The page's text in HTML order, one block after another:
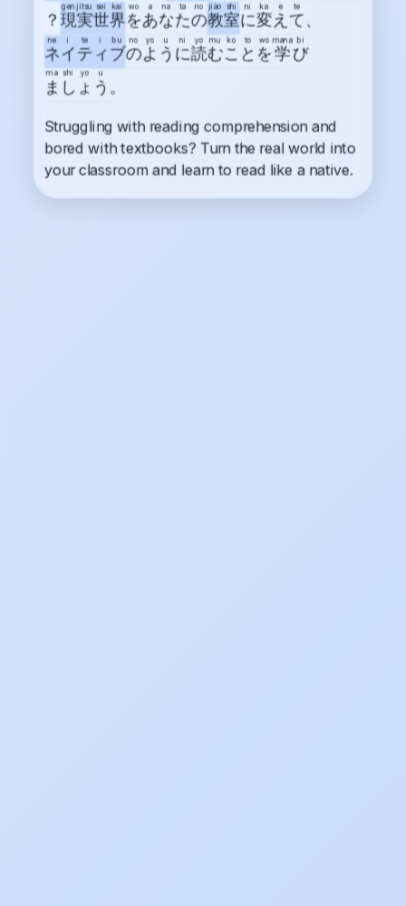
？ 現
gen
実
jitsu
世
sei
界
kai
を
wo
あ
a
な
na
た
ta
の
no
教
jiào
室
shì
に
ni
変
ka
え
e
て
te
、
ネ
ne
イ
i
テ
te
ィ
i
ブ
bu
の
no
よ
yo
う
u
に
ni
読
yo
む
mu
こ
ko
と
to
を
wo
学
mana
び
bi
ま
ma
し
shi
ょ
yo
う
u
。
Struggling with reading comprehension and
bored with textbooks? Turn the real world into
your classroom and learn to read like a native.